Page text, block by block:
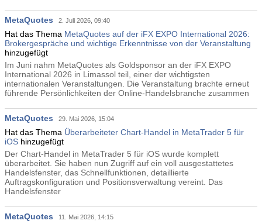
MetaQuotes 2. Juli 2026, 09:40
Hat das Thema MetaQuotes auf der iFX EXPO International 2026:
Brokergespräche und wichtige Erkenntnisse von der Veranstaltung
hinzugefügt
Im Juni nahm MetaQuotes als Goldsponsor an der iFX EXPO
International 2026 in Limassol teil, einer der wichtigsten
internationalen Veranstaltungen. Die Veranstaltung brachte erneut
führende Persönlichkeiten der Online-Handelsbranche zusammen
MetaQuotes 29. Mai 2026, 15:04
Hat das Thema Überarbeiteter Chart-Handel in MetaTrader 5 für
iOS hinzugefügt
Der Chart-Handel in MetaTrader 5 für iOS wurde komplett
überarbeitet. Sie haben nun Zugriff auf ein voll ausgestattetes
Handelsfenster, das Schnellfunktionen, detaillierte
Auftragskonfiguration und Positionsverwaltung vereint. Das
Handelsfenster
MetaQuotes 11. Mai 2026, 14:15